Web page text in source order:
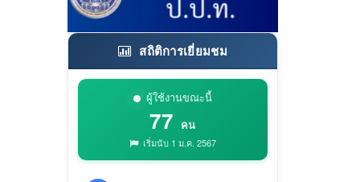
สถิติการเยี่ยมชม
ผู้ใช้งานขณะนี้
77 คน
เริ่มนับ 1 ม.ค. 2567